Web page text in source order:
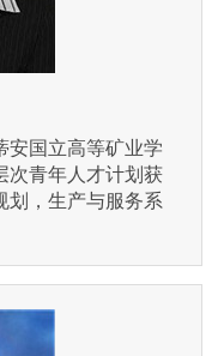
安国立高等矿业学
次青年人才计划获
划，生产与服务系